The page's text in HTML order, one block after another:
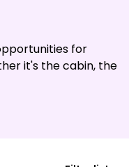
for
it's the cabin, the